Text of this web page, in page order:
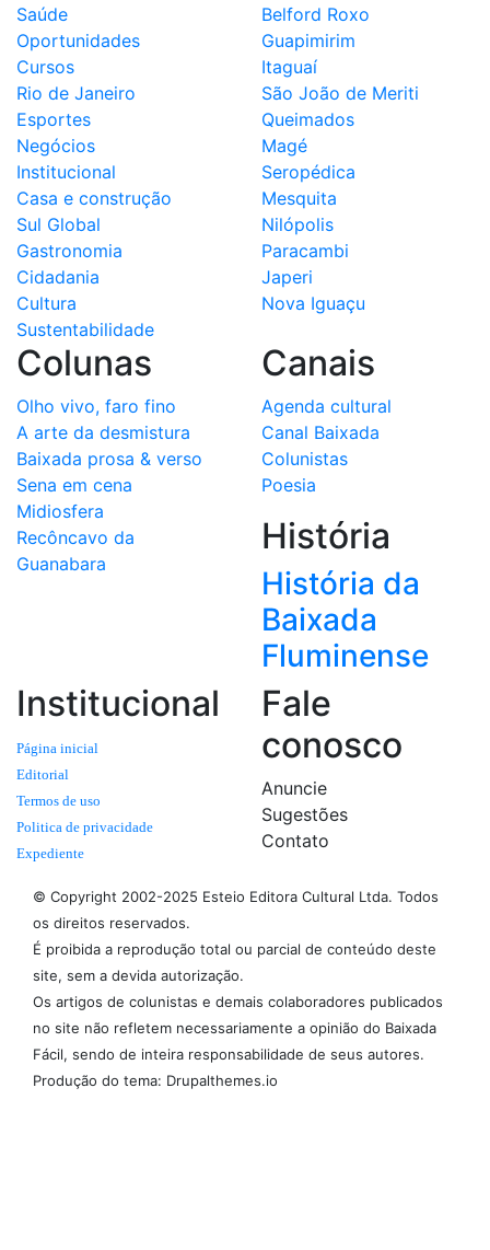
Saúde
Oportunidades
Cursos
Rio de Janeiro
Esportes
Negócios
Institucional
Casa e construção
Sul Global
Gastronomia
Cidadania
Cultura
Sustentabilidade
Belford Roxo
Guapimirim
Itaguaí
São João de Meriti
Queimados
Magé
Seropédica
Mesquita
Nilópolis
Paracambi
Japeri
Nova Iguaçu
Colunas
Olho vivo, faro fino
A arte da desmistura
Baixada prosa & verso
Sena em cena
Midiosfera
Recôncavo da
Guanabara
Canais
Agenda cultural
Canal Baixada
Colunistas
Poesia
História
História da
Baixada
Fluminense
Institucional
Página inicial
Editorial
Termos de uso
Politica de privacidade
Expediente
Fale
conosco
Anuncie
Sugestões
Contato
© Copyright 2002-2025 Esteio Editora Cultural Ltda. Todos
os direitos reservados.
É proibida a reprodução total ou parcial de conteúdo deste
site, sem a devida autorização.
Os artigos de colunistas e demais colaboradores publicados
no site não refletem necessariamente a opinião do Baixada
Fácil, sendo de inteira responsabilidade de seus autores.
Produção do tema: Drupalthemes.io